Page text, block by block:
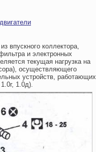
впускного коллектора,
и электронных
текущая нагрузка на
осуществляющего
устройств, работающих
1.0д).